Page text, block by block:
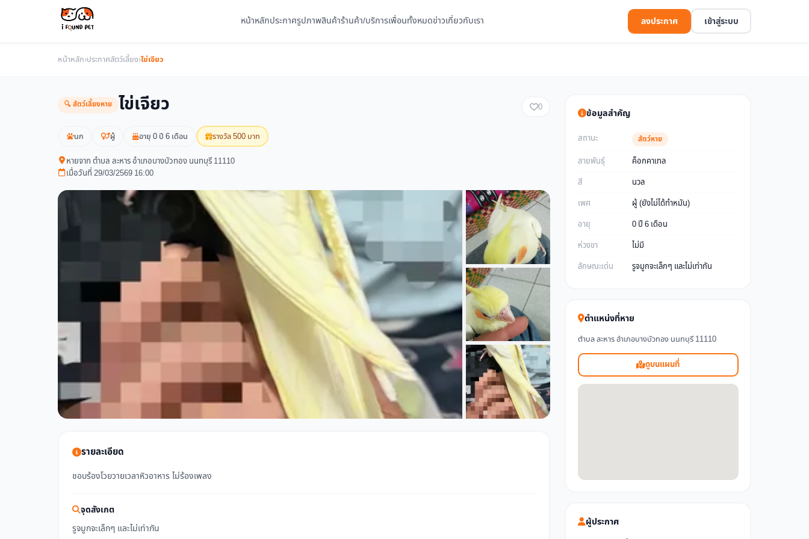
หน้าหลักประกาศรูปภาพสินค้าร้านค้า/บริการเพื่อนทั้งหมดข่าวเกี่ยวกับเรา ลงประกาศ เข้าสู่ระบบ
หน้าหลัก›ประกาศสัตว์เลี้ยง›ไข่เจียว
🔍 สัตว์เลี้ยงหาย ไข่เจียว 0
นก ผู้ อายุ 0 ปี 6 เดือน รางวัล 500 บาท
หายจาก ตำบล ละหาร อำเภอบางบัวทอง นนทบุรี 11110
เมื่อวันที่ 29/03/2569 16:00
รายละเอียด
ชอบร้องโวยวายเวลาหิวอาหาร ไม่ร้องเพลง
จุดสังเกต
รูจมูกจะเล็กๆ และไม่เท่ากัน
ข้อมูลสำคัญ
สถานะ สัตว์หาย
สายพันธุ์
ค็อกคาเทล
สี
นวล
เพศ
ผู้ (ยังไม่ได้ทำหมัน)
อายุ
0 ปี 6 เดือน
ห่วงขา
ไม่มี
ลักษณะเด่น
รูจมูกจะเล็กๆ และไม่เท่ากัน
ตำแหน่งที่หาย
ตำบล ละหาร อำเภอบางบัวทอง นนทบุรี 11110
ดูบนแผนที่
ผู้ประกาศ